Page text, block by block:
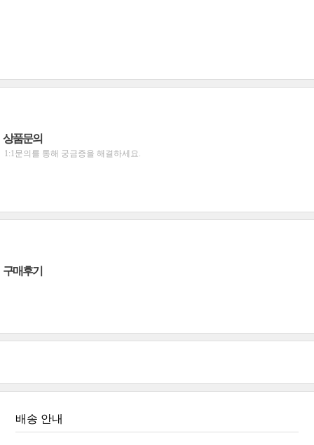
상품문의
1:1문의를 통해 궁금증을 해결하세요.
구매후기
배송 안내